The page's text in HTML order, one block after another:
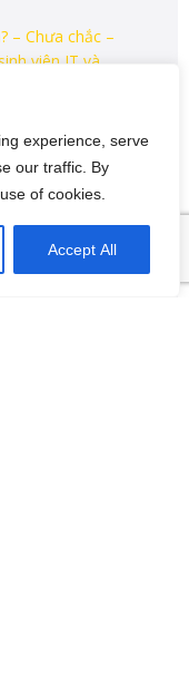
experience, serve
our traffic. By
of cookies.
Accept All
– Chưa chắc –
viên IT và
của một người
Chọn ngành
VI